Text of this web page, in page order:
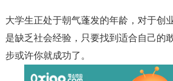
大学生正处于朝气蓬发的年龄，对于创
是缺乏社会经验，只要找到适合自己的
步或许你就成功了。